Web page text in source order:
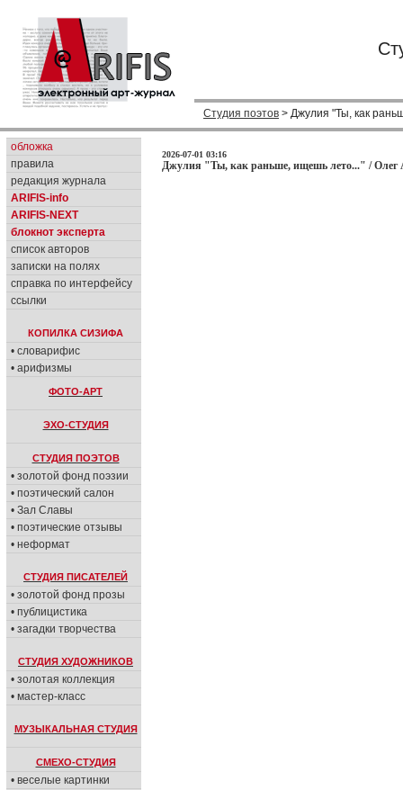
Студия поэтов > Джулия "Ты, как
обложка
правила
редакция журнала
ARIFIS-info
ARIFIS-NEXT
блокнот эксперта
список авторов
записки на полях
справка по интерфейсу
ссылки
КОПИЛКА СИЗИФА
• словарифис
• арифизмы
ФОТО-АРТ
ЭХО-СТУДИЯ
СТУДИЯ ПОЭТОВ
• золотой фонд поэзии
• поэтический салон
• Зал Славы
• поэтические отзывы
• неформат
СТУДИЯ ПИСАТЕЛЕЙ
• золотой фонд прозы
• публицистика
• загадки творчества
СТУДИЯ ХУДОЖНИКОВ
• золотая коллекция
• мастер-класс
МУЗЫКАЛЬНАЯ СТУДИЯ
СМЕХО-СТУДИЯ
• веселые картинки
2026-07-01 03:16
Джулия "Ты, как раньше, ищешь лето..." / Олег